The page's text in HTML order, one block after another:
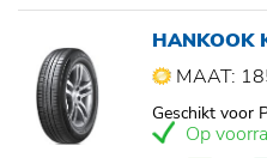
HANKOOK
MAAT:
Geschikt voor
Op